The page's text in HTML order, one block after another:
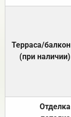
Терраса/балкон
(при наличии)
Отделка